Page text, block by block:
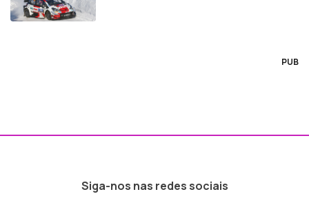
PUB
Siga-nos nas redes sociais